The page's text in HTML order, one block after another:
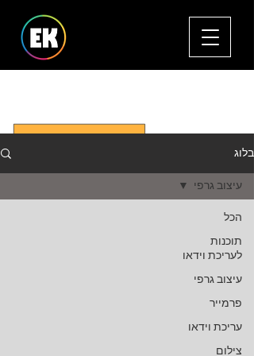
בלוג
הכל
תוכנות
לעריכת וידאו
עיצוב גרפי
פרמייר
עריכת וידאו
צילום
עיצוב גרפי